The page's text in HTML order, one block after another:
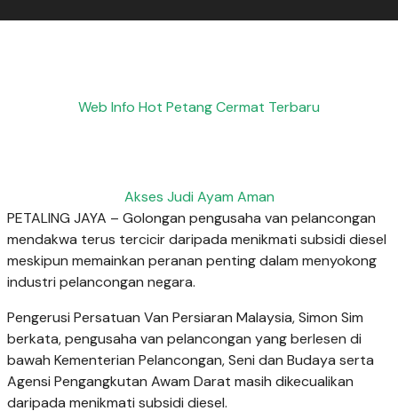
Web Info Hot Petang Cermat Terbaru
Akses Judi Ayam Aman
PETALING JAYA – Golongan pengusaha van pelancongan
mendakwa terus tercicir daripada menikmati subsidi diesel
meskipun memainkan peranan penting dalam menyokong
industri pelancongan negara.
Pengerusi Persatuan Van Persiaran Malaysia, Simon Sim
berkata, pengusaha van pelancongan yang berlesen di
bawah Kementerian Pelancongan, Seni dan Budaya serta
Agensi Pengangkutan Awam Darat masih dikecualikan
daripada menikmati subsidi diesel.